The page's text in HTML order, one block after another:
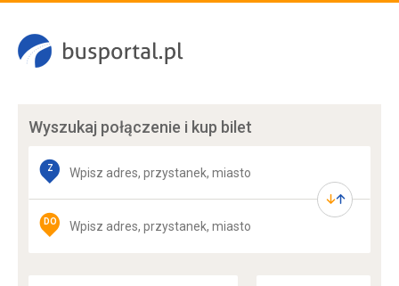
Wyszukaj połączenie i kup bilet
Z
DO